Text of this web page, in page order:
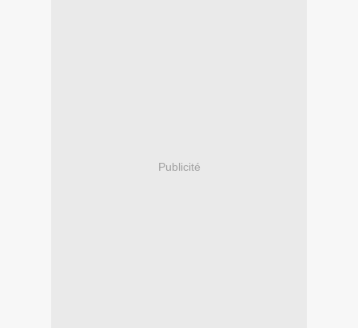
Publicité